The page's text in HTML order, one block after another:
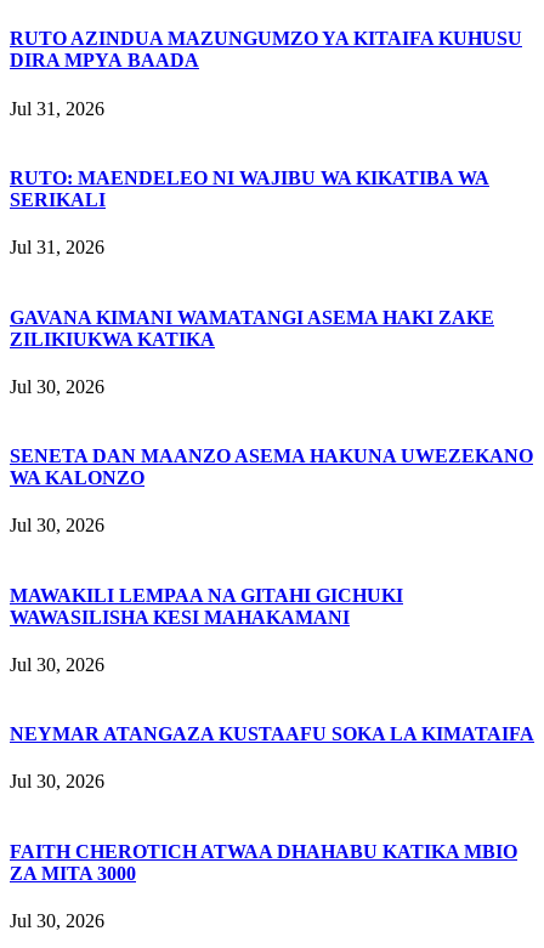
RUTO AZINDUA MAZUNGUMZO YA KITAIFA KUHUSU
DIRA MPYA BAADA
Jul 31, 2026
RUTO: MAENDELEO NI WAJIBU WA KIKATIBA WA
SERIKALI
Jul 31, 2026
GAVANA KIMANI WAMATANGI ASEMA HAKI ZAKE
ZILIKIUKWA KATIKA
Jul 30, 2026
SENETA DAN MAANZO ASEMA HAKUNA UWEZEKANO
WA KALONZO
Jul 30, 2026
MAWAKILI LEMPAA NA GITAHI GICHUKI
WAWASILISHA KESI MAHAKAMANI
Jul 30, 2026
NEYMAR ATANGAZA KUSTAAFU SOKA LA KIMATAIFA
Jul 30, 2026
FAITH CHEROTICH ATWAA DHAHABU KATIKA MBIO
ZA MITA 3000
Jul 30, 2026